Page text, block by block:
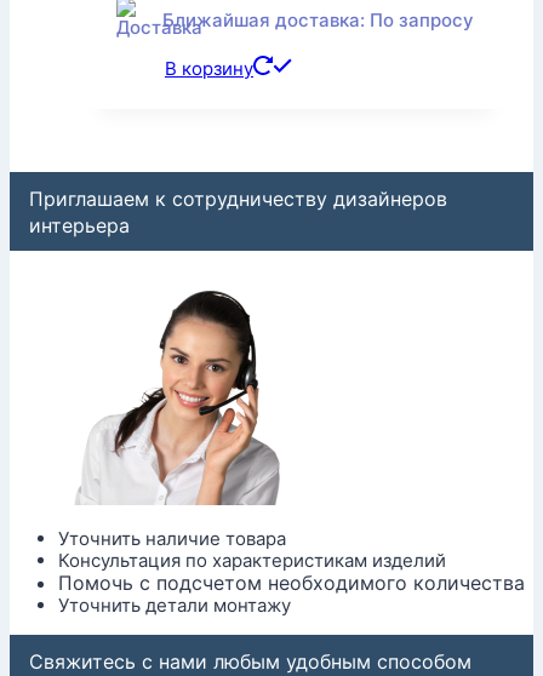
Ближайшая доставка: По запросу
В корзину
Приглашаем к сотрудничеству дизайнеров
интерьера
Уточнить наличие товара
Консультация по характеристикам изделий
Помочь с подсчетом необходимого количества
Уточнить детали монтажу
Свяжитесь с нами любым удобным способом